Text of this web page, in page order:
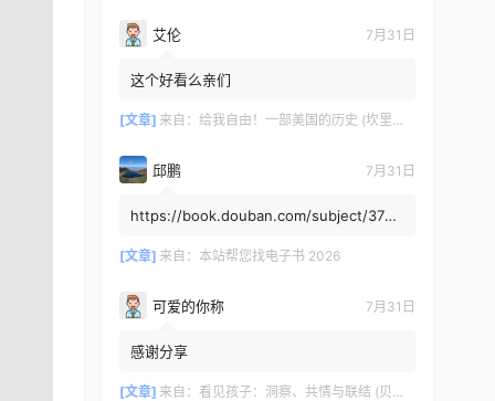
艾伦 7月31日
这个好看么亲们
[文章] 来自： 给我自由！一部美国的历史 (坎里克·方纳／埃里克·方纳) (mobi+azw3+epub)
邱鹏 7月31日
https://book.douban.com/subject/3725
[文章] 来自： 本站帮您找电子书 2026
可爱的你称 7月31日
感谢分享
[文章] 来自： 看见孩子：洞察、共情与联结 (贝姬·肯尼迪) (mobi,azw3,epub)